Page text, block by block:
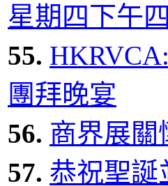
星期四下午
55.
團拜晚宴
56. 商界展關
57. 恭祝聖誕